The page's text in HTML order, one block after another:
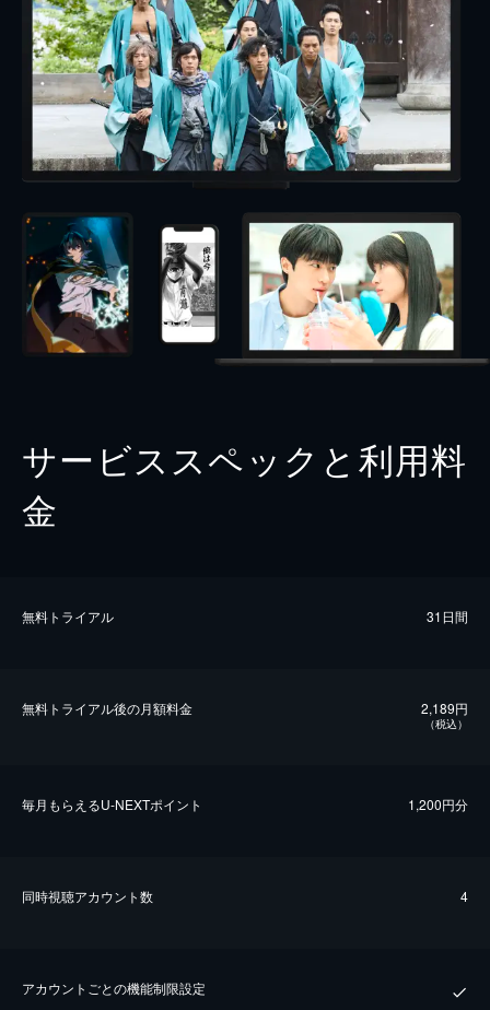
サービススペックと利用料
金
無料トライアル 31日間
無料トライアル後の⽉額料金 2,189円
（税込）
毎⽉もらえるU-NEXTポイント 1,200円分
同時視聴アカウント数 4
アカウントごとの機能制限設定